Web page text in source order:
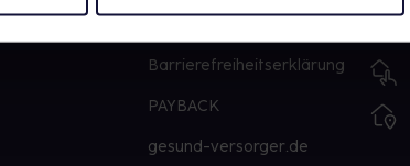
Barrierefreiheitserklärung
PAYBACK
gesund-versorger.de